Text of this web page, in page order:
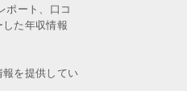
ポート、口コ
た年収情報
を提供してい